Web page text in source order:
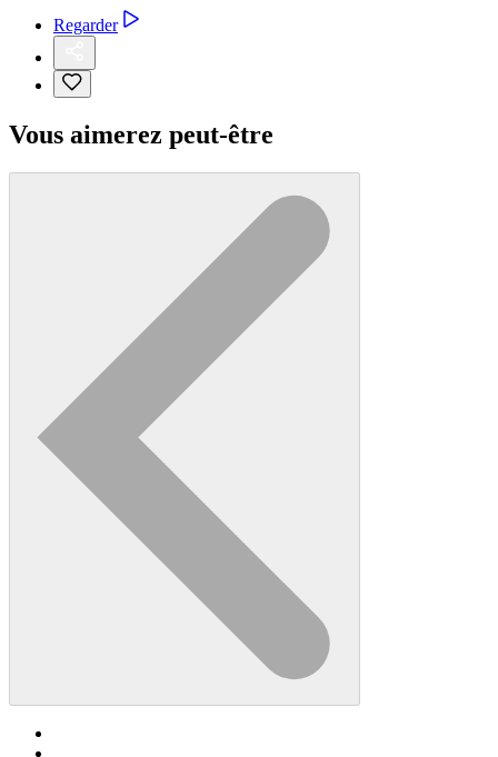
Regarder
Vous aimerez peut-être